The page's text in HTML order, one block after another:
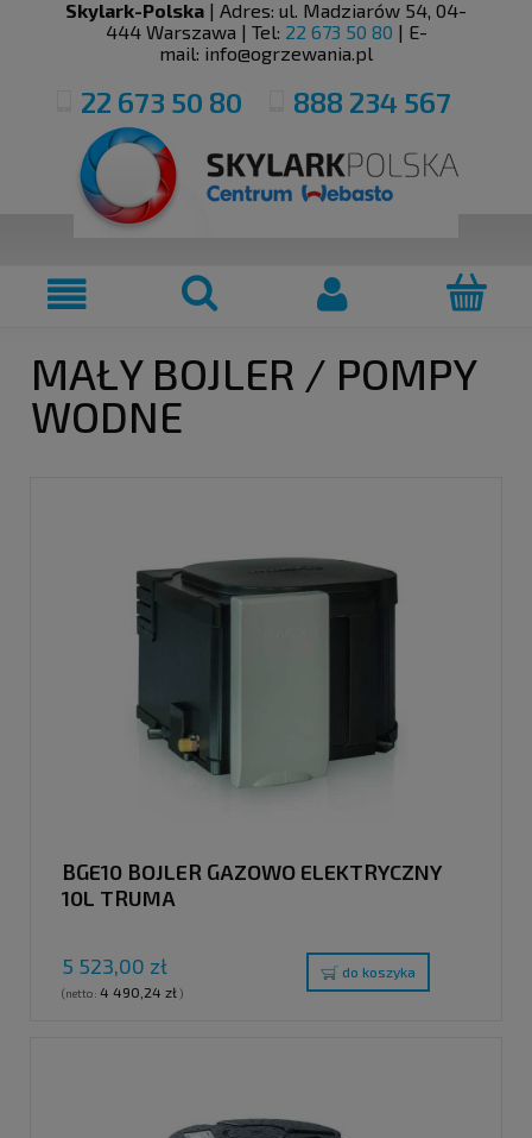
Skylark-Polska | Adres: ul. Madziarów 54, 04-
444 Warszawa | Tel: 22 673 50 80 | E-
mail: info@ogrzewania.pl
22 673 50 80 888 234 567
MAŁY BOJLER / POMPY
WODNE
BGE10 BOJLER GAZOWO ELEKTRYCZNY
10L TRUMA
5 523,00 zł
(netto: 4 490,24 zł)
do koszyka